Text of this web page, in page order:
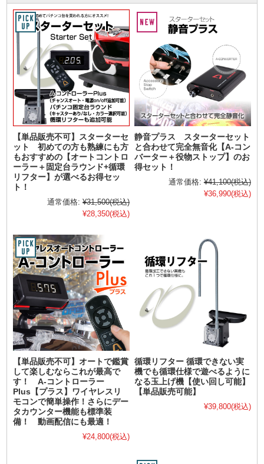
【単品販売不可】スターターセ
ット 初めての方も熟練にも方
もおすすめの【オートコントロ
ーラー＋固定台ラウンド+循環
リフター】が選べるお得セッ
ト！
通常価格: ¥31,500(税込)
¥28,350(税込)
静音プラス スターターセット
と合わせて完全無音化【A-コン
バーター＋役物ストップ】のお
得セット！
通常価格: ¥41,100(税込)
¥36,990(税込)
【単品販売不可】オートで鑑賞
して楽しむならこれが最高で
す！ A-コントローラー
Plus【プラス】ワイヤレスリ
モコンで簡単操作！さらにデー
タカウンター機能も標準装
備！ 動画配信にも最適！
¥24,800(税込)
循環リフター 循環できない実
機でも循環仕様で遊べるように
なる玉上げ機【使い回し可能】
【単品販売可能】
¥39,800(税込)